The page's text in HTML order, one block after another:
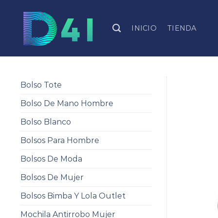
content
INICIO TIENDA
Bolso Tote
Bolso De Mano Hombre
Bolso Blanco
Bolsos Para Hombre
Bolsos De Moda
Bolsos De Mujer
Bolsos Bimba Y Lola Outlet
Mochila Antirrobo Mujer